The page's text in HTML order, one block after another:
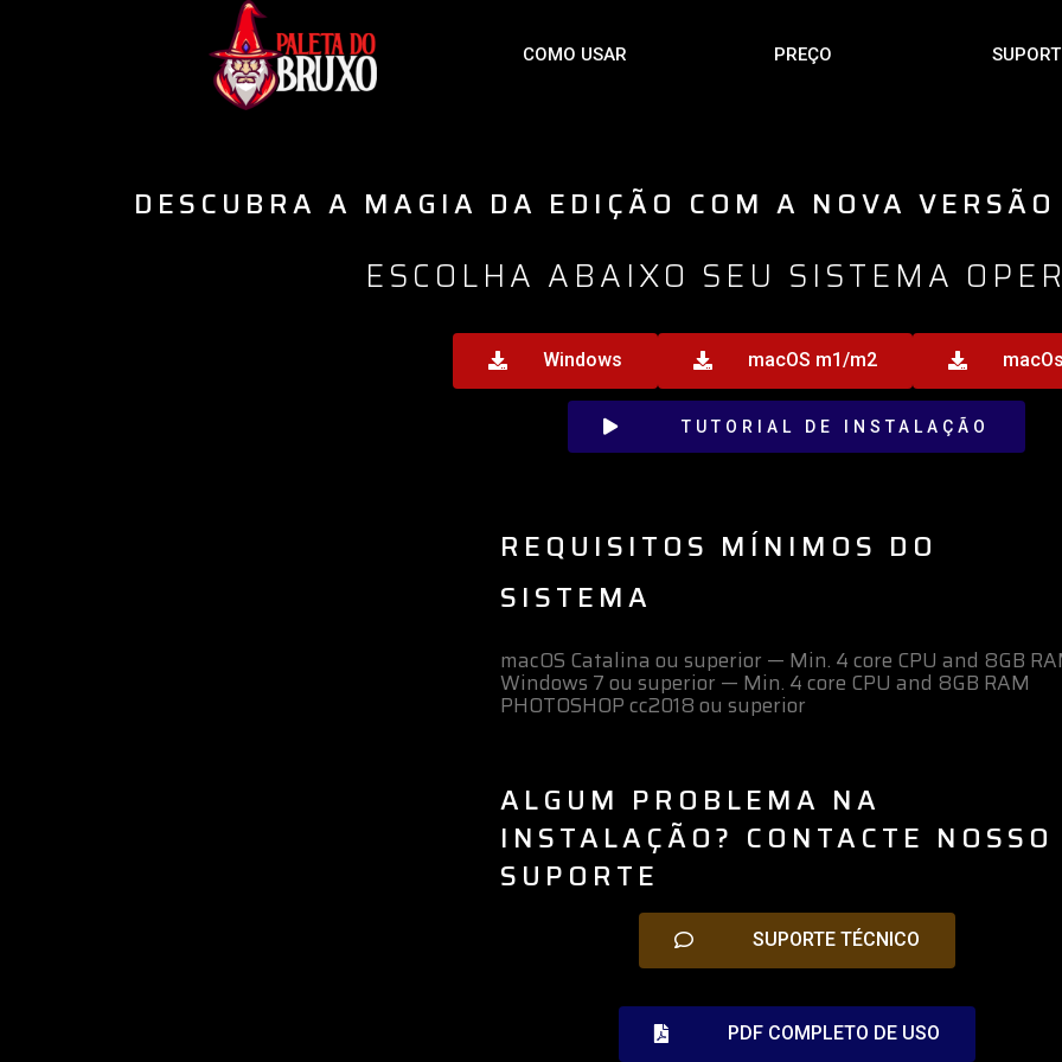
COMO USAR PREÇO
DESCUBRA A MAGIA DA EDIÇÃO COM A NOVA
ESCOLHA ABAIXO SEU SISTEMA
Windows macOS m1/m2
TUTORIAL DE INSTALAÇÃO
REQUISITOS MÍNIMOS DO
SISTEMA
macOS Catalina ou superior — Min. 4 core CPU and 8GB
Windows 7 ou superior — Min. 4 core CPU and 8GB RAM
PHOTOSHOP cc2018 ou superior
ALGUM PROBLEMA NA
INSTALAÇÃO? CONTACTE NOSSO
SUPORTE
SUPORTE TÉCNICO
PDF COMPLETO DE USO